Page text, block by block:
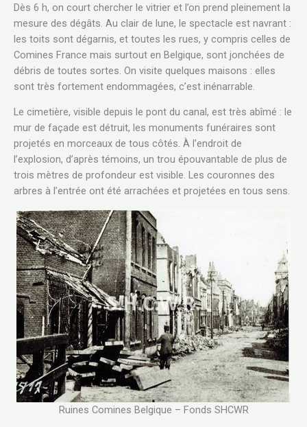
Dès 6 h, on court chercher le vitrier et l’on prend pleinement la
mesure des dégâts. Au clair de lune, le spectacle est navrant :
les toits sont dégarnis, et toutes les rues, y compris celles de
Comines France mais surtout en Belgique, sont jonchées de
débris de toutes sortes. On visite quelques maisons : elles
sont très fortement endommagées, c’est inénarrable.
Le cimetière, visible depuis le pont du canal, est très abîmé : le
mur de façade est détruit, les monuments funéraires sont
projetés en morceaux de tous côtés. À l’endroit de
l’explosion, d’après témoins, un trou épouvantable de plus de
trois mètres de profondeur est visible. Les couronnes des
arbres à l’entrée ont été arrachées et projetées en tous sens.
Ruines Comines Belgique – Fonds SHCWR